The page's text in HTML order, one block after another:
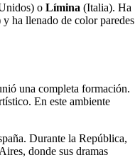
o Límina (Italia). Ha
y ha llenado de color paredes
una completa formación.
En este ambiente
Durante la República,
donde sus dramas